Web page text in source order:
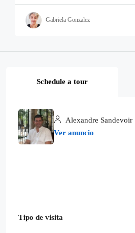
Gabriela Gonzalez
Schedule a tour
Alexandre Sandevoir
Ver anuncio
Tipo de visita